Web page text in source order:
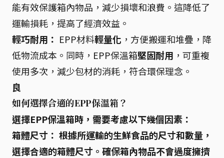
能有效保護箱內物品，減少損壞和浪費。這降低了
運輸損耗，提高了經濟效益。
輕巧耐用： EPP材料輕量化 ，方便搬運和堆疊，降
低物流成本。同時，EPP保溫箱堅固耐用 ，可重複
使用多次，減少包材的消耗，符合環保理念。
良
如何選擇合適的EPP保溫箱？
選擇EPP保溫箱時，需要考慮以下幾個因素：
箱體尺寸： 根據所運輸的生鮮食品的尺寸和數量 ，
選擇合適的箱體尺寸。確保箱內物品不會過度擁擠